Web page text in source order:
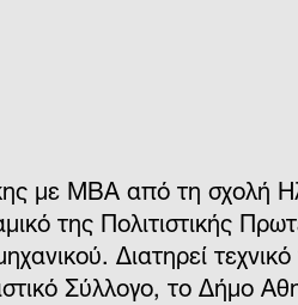
με ΜΒΑ από τη σχολή
της Πολιτιστικής
Διατηρεί
Σύλλογο, το Δήμο